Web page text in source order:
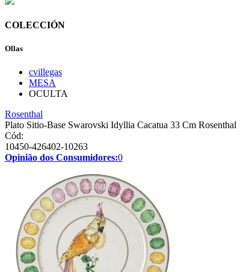
COLECCIÓN
Ollas
cvillegas
MESA
OCULTA
Rosenthal
Plato Sitio-Base Swarovski Idyllia Cacatua 33 Cm Rosenthal
Cód:
10450-426402-10263
Opinião dos Consumidores:0